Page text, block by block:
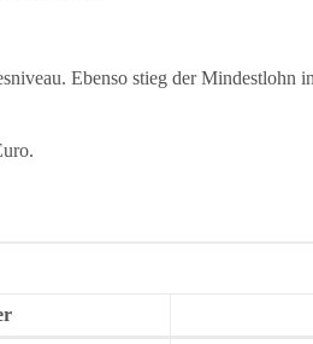
Ebenso stieg der Mindestlohn